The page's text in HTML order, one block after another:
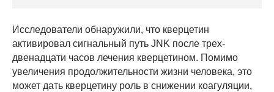
Исследователи обнаружили, что кверцетин
активировал сигнальный путь JNK после трех-
двенадцати часов лечения кверцетином. Помимо
увеличения продолжительности жизни человека, это
может дать кверцетину роль в снижении коагуляции,